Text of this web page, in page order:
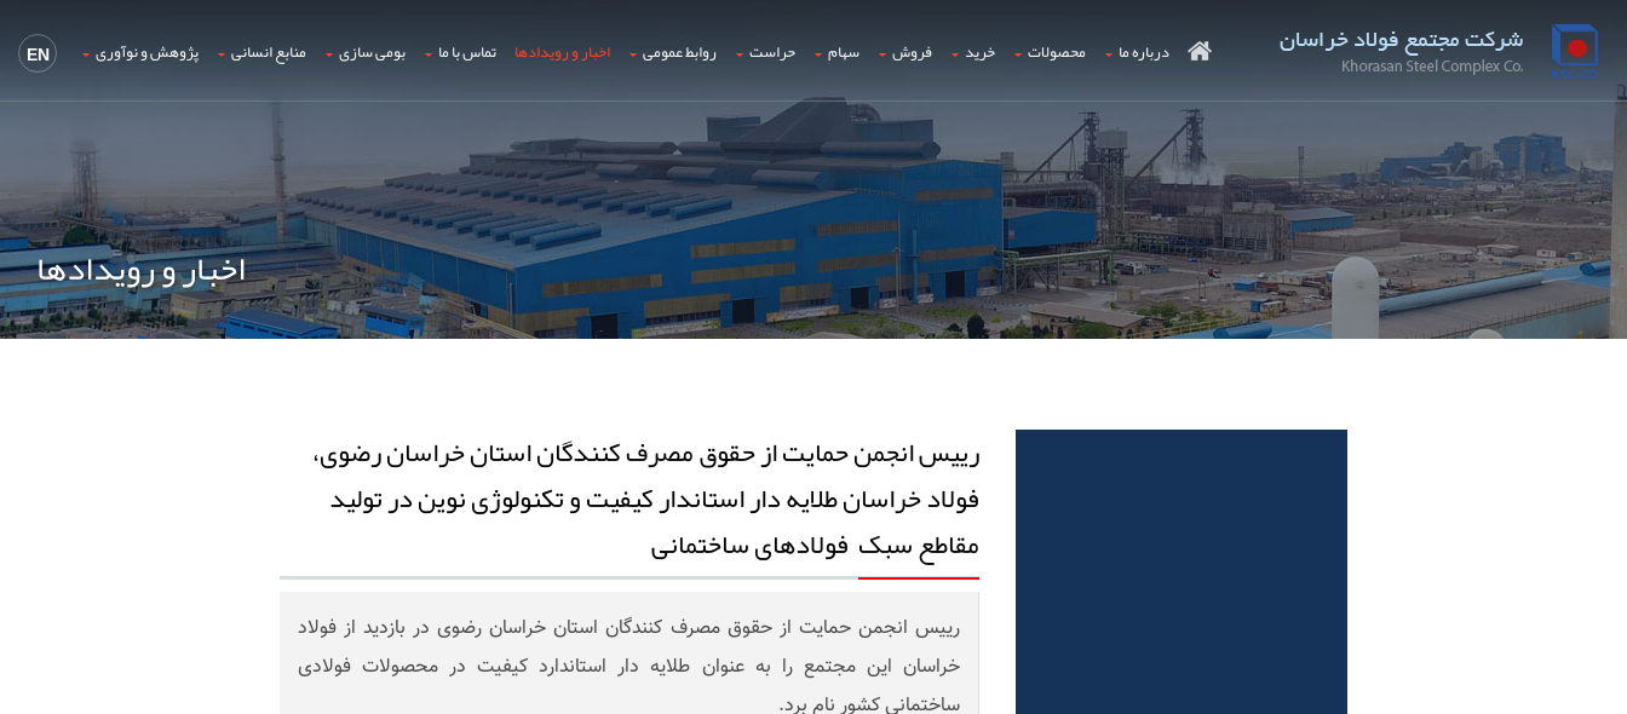
EN درباره ما محصولات خرید فروش سهام حراست روابط عمومی اخبار و رویدادها تماس با ما بومی سازی منابع انسانی پژوهش و نوآوری
اخبار و رویدادها
رییس انجمن حمایت از حقوق مصرف کنندگان استان خراسان رضوی،
فولاد خراسان طلایه دار استاندار کیفیت و تکنولوژی نوین در تولید
مقاطع سبک فولادهای ساختمانی
رییس انجمن حمایت از حقوق مصرف کنندگان استان خراسان رضوی در بازدید از فولاد
خراسان این مجتمع را به عنوان طلایه دار استاندارد کیفیت در محصولات فولادی
ساختمانی کشور نام برد.